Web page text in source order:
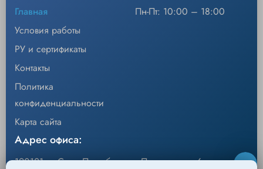
Кол-во Добавить
Главная
Условия работы
РУ и сертификаты
Контакты
Политика
конфиденциальности
Карта сайта
Пн-Пт: 10:00 – 18:00
Адрес офиса:
190121, г. Санкт-Петербург, ул.Перевозная, 6